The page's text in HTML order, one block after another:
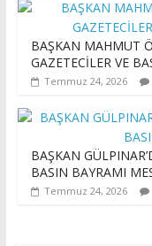
BAŞKAN MAHMUT
GAZETECİLER VE
Temmuz 24, 2026
BAŞKAN
BASIN BAYRAMI
Temmuz 24, 2026